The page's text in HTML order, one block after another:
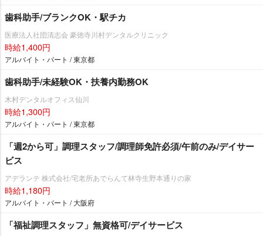
歯科助手/ブランクOK・駅チカ
医療法人社団清志会 豪徳寺川村デンタルクリニック
時給1,400円
アルバイト・パート / 東京都
歯科助手/未経験OK・扶養内勤務OK
木村デンタルオフィス仙川
時給1,300円
アルバイト・パート / 東京都
「週2から可」調理スタッフ/調理師免許必須/午前のみ/デイサー
ビス
アデランテ 株式会社/宅老所あでらんて林寺生野本通りの家
時給1,180円
アルバイト・パート / 大阪府
「福祉調理スタッフ」無資格可/デイサービス